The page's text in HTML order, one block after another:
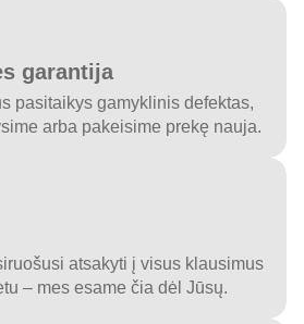
garantija
pasitaikys gamyklinis defektas,
arba pakeisime prekę nauja.
atsakyti į visus klausimus
– mes esame čia dėl Jūsų.